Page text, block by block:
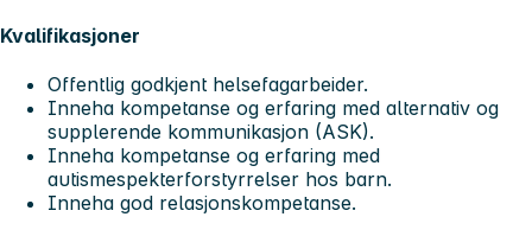
Kvalifikasjoner
Offentlig godkjent helsefagarbeider.
Inneha kompetanse og erfaring med alternativ og
supplerende kommunikasjon (ASK).
Inneha kompetanse og erfaring med
autismespekterforstyrrelser hos barn.
Inneha god relasjonskompetanse.